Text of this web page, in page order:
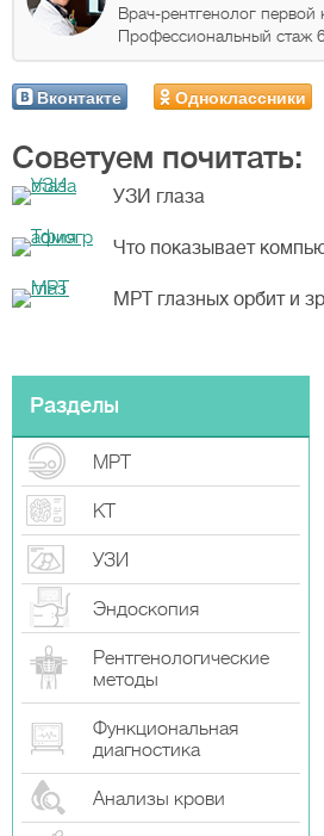
Врач-рентгенолог первой
Профессиональный стаж
Вконтакте Одноклассники
Советуем почитать:
УЗИ глаза
Что показывает
МРТ глазных орбит и
Разделы
МРТ
КТ
УЗИ
Эндоскопия
Рентгенологические
методы
Функциональная
диагностика
Анализы крови